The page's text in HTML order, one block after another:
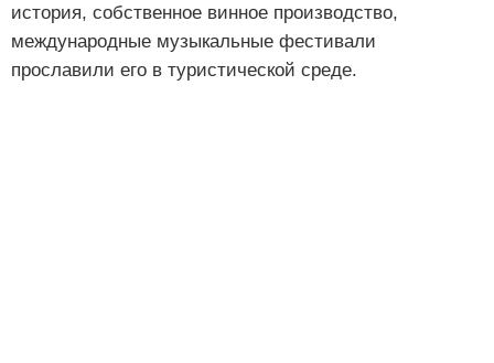
история, собственное винное производство,
международные музыкальные фестивали
прославили его в туристической среде.